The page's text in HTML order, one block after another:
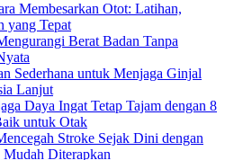
Membesarkan Otot: Latihan,
yang Tepat
Berat Badan Tanpa
Sederhana untuk Menjaga Ginjal
Lanjut
Daya Ingat Tetap Tajam dengan 8
untuk Otak
Stroke Sejak Dini dengan
Mudah Diterapkan